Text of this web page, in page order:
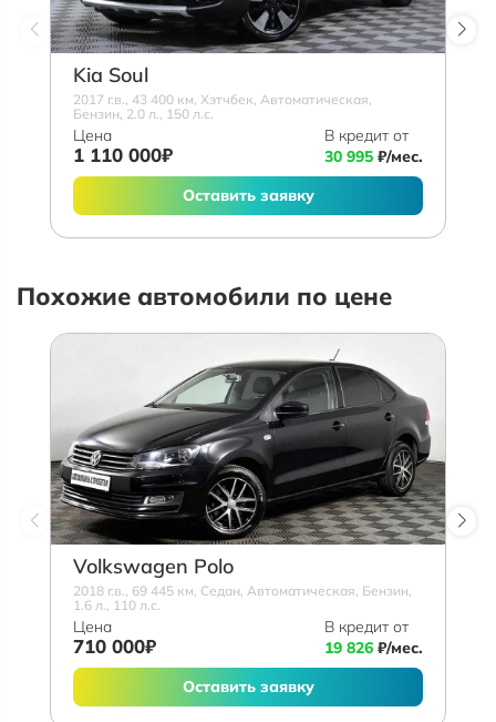
Kia Soul
2017 г.в., 43 400 км, Хэтчбек, Автоматическая,
Бензин, 2.0 л., 150 л.с.
Цена
1 110 000₽
В кредит от
30 995 ₽/мес.
Оставить заявку
Похожие автомобили по цене
Volkswagen Polo
2018 г.в., 69 445 км, Седан, Автоматическая, Бензин,
1.6 л., 110 л.с.
Цена
710 000₽
В кредит от
19 826 ₽/мес.
Оставить заявку